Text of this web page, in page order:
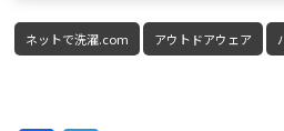
ネットで洗濯.com アウトドアウェア